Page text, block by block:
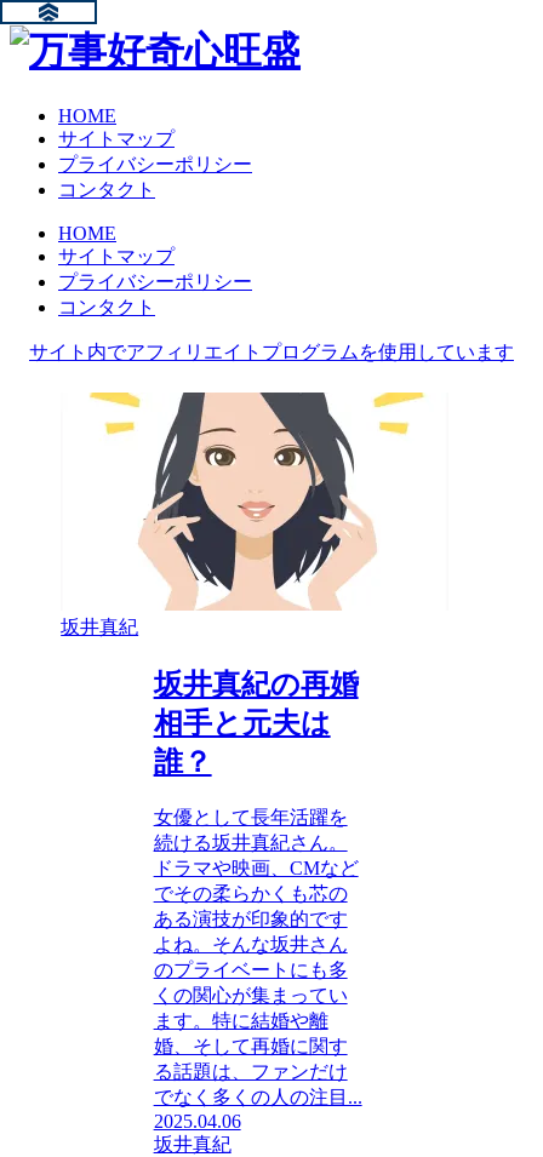
HOME
サイトマップ
プライバシーポリシー
コンタクト
HOME
サイトマップ
プライバシーポリシー
コンタクト
サイト内でアフィリエイトプログラムを使用しています
坂井真紀
坂井真紀の再婚
相手と元夫は
誰？
女優として長年活躍を
続ける坂井真紀さん。
ドラマや映画、CMなど
でその柔らかくも芯の
ある演技が印象的です
よね。そんな坂井さん
のプライベートにも多
くの関心が集まってい
ます。特に結婚や離
婚、そして再婚に関す
る話題は、ファンだけ
でなく多くの人の注目...
2025.04.06
坂井真紀